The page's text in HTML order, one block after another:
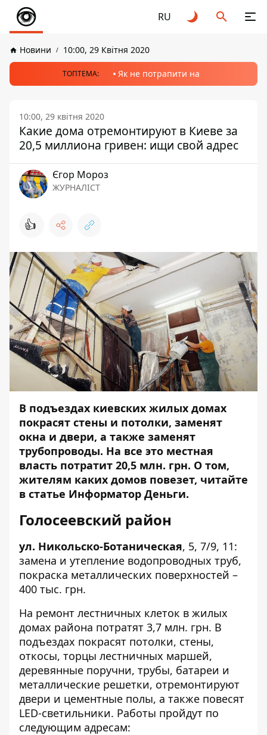
RU
Новини 10:00, 29 Квітня 2020
ТОПТЕМА: Як не потрапити на
10:00, 29 квітня 2020
Какие дома отремонтируют в Киеве за
20,5 миллиона гривен: ищи свой адрес
Єгор Мороз
ЖУРНАЛІСТ
👍
В подъездах киевских жилых домах
покрасят стены и потолки, заменят
окна и двери, а также заменят
трубопроводы. На все это местная
власть потратит 20,5 млн. грн. О том,
жителям каких домов повезет, читайте
в статье Информатор Деньги.
Голосеевский район
ул. Никольско-Ботаническая, 5, 7/9, 11:
замена и утепление водопроводных труб,
покраска металлических поверхностей –
400 тыс. грн.
На ремонт лестничных клеток в жилых
домах района потратят 3,7 млн. грн. В
подъездах покрасят потолки, стены,
откосы, торцы лестничных маршей,
деревянные поручни, трубы, батареи и
металлические решетки, отремонтируют
двери и цементные полы, а также повесят
LED-светильники. Работы пройдут по
следующим адресам: